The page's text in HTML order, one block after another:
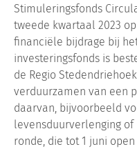
Stimuleringsfonds
tweede kwartaal 2023
financiële bijdrage bij
investeringsfonds is
de Regio
verduurzamen van een
daarvan, bijvoorbeeld
levensduurverlenging
ronde, die tot 1 juni